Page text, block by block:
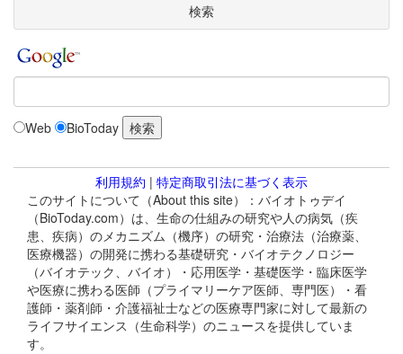
検索
Web BioToday
利用規約 | 特定商取引法に基づく表示
このサイトについて（About this site）：バイオトゥデイ
（BioToday.com）は、生命の仕組みの研究や人の病気（疾
患、疾病）のメカニズム（機序）の研究・治療法（治療薬、
医療機器）の開発に携わる基礎研究・バイオテクノロジー
（バイオテック、バイオ）・応用医学・基礎医学・臨床医学
や医療に携わる医師（プライマリーケア医師、専門医）・看
護師・薬剤師・介護福祉士などの医療専門家に対して最新の
ライフサイエンス（生命科学）のニュースを提供していま
す。